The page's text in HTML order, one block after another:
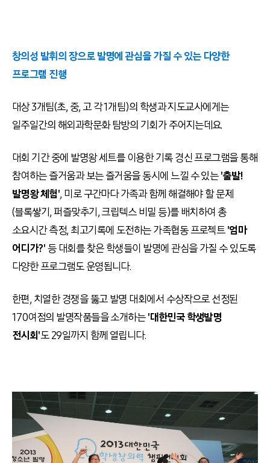
창의성 발휘의 장으로 발명에 관심을 가질 수 있는 다양한
프로그램 진행
대상 3개팀(초, 중, 고 각 1개팀)의 학생과 지도교사에게는
일주일간의 해외과학문화 탐방의 기회가 주어지는데요.
대회 기간 중에 발명왕 세트를 이용한 기록 경신 프로그램을 통해
참여하는 즐거움과 보는 즐거움을 동시에 느낄 수 있는'출발!
발명왕 체험', 미로 구간마다 가족과 함께 해결해야 할 문제
(블록쌓기, 퍼즐맞추기, 크립텍스 비밀 등)를 배치하여 총
소요시간 측정, 최고기록에 도전하는 가족협동 프로젝트'엄마
어디가?'등 대회를 찾은 학생들이 발명에 관심을 가질 수 있도록
다양한 프로그램도 운영됩니다.
한편, 치열한 경쟁을 뚫고 발명 대회에서 수상작으로 선정된
170여점의 발명작품들을 소개하는'대한민국 학생발명
전시회'도 29일까지 함께 열립니다.